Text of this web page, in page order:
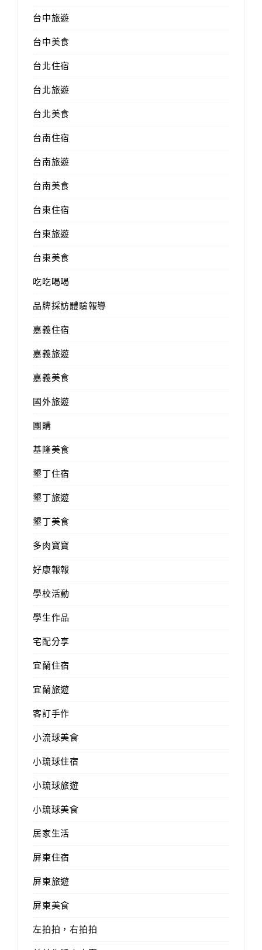
台中旅遊
台中美食
台北住宿
台北旅遊
台北美食
台南住宿
台南旅遊
台南美食
台東住宿
台東旅遊
台東美食
吃吃喝喝
品牌採訪體驗報導
嘉義住宿
嘉義旅遊
嘉義美食
國外旅遊
團購
基隆美食
墾丁住宿
墾丁旅遊
墾丁美食
多肉寶寶
好康報報
學校活動
學生作品
宅配分享
宜蘭住宿
宜蘭旅遊
客訂手作
小流球美食
小琉球住宿
小琉球旅遊
小琉球美食
居家生活
屏東住宿
屏東旅遊
屏東美食
左拍拍，右拍拍